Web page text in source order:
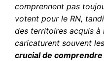
comprennent pas
votent pour le RN,
des territoires acquis à
caricaturent souvent
crucial de